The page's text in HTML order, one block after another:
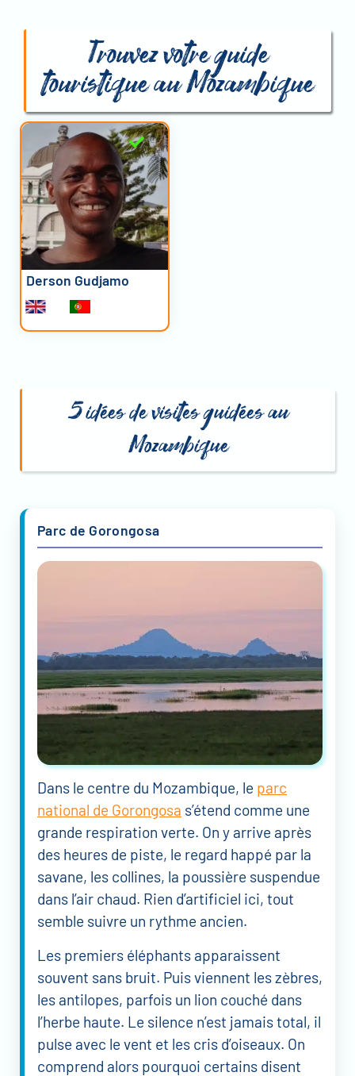
Trouvez votre guide
touristique au Mozambique
Derson Gudjamo
5 idées de visites guidées au
Mozambique
Parc de Gorongosa
Dans le centre du Mozambique, le parc
national de Gorongosa s’étend comme une
grande respiration verte. On y arrive après
des heures de piste, le regard happé par la
savane, les collines, la poussière suspendue
dans l’air chaud. Rien d’artificiel ici, tout
semble suivre un rythme ancien.
Les premiers éléphants apparaissent
souvent sans bruit. Puis viennent les zèbres,
les antilopes, parfois un lion couché dans
l’herbe haute. Le silence n’est jamais total, il
pulse avec le vent et les cris d’oiseaux. On
comprend alors pourquoi certains disent